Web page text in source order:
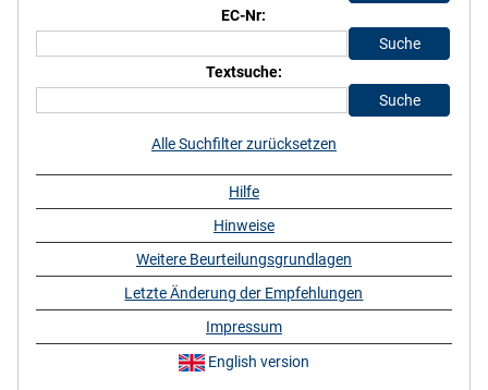
EC-Nr:
Textsuche:
Alle Suchfilter zurücksetzen
Hilfe
Hinweise
Weitere Beurteilungsgrundlagen
Letzte Änderung der Empfehlungen
Impressum
English version